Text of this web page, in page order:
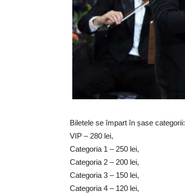
Biletele se împart în șase categorii:
VIP – 280 lei,
Categoria 1 – 250 lei,
Categoria 2 – 200 lei,
Categoria 3 – 150 lei,
Categoria 4 – 120 lei,